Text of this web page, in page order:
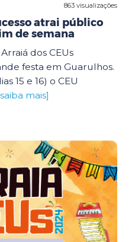
863 visualizações
atrai público
de semana
dos CEUs
festa em Guarulhos.
15 e 16) o CEU
mais]